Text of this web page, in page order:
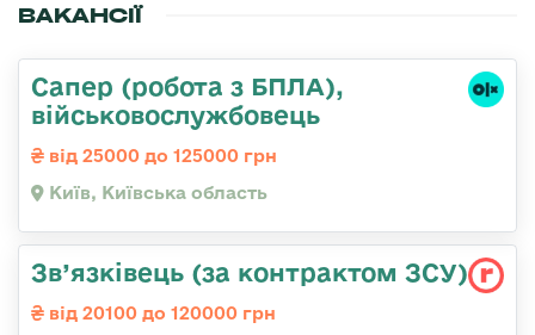
ВАКАНСІЇ
Сапер (робота з БПЛА),
військовослужбовець
від 25000 до 125000 грн
Київ, Київська область
Зв’язківець (за контрактом ЗСУ)
від 20100 до 120000 грн